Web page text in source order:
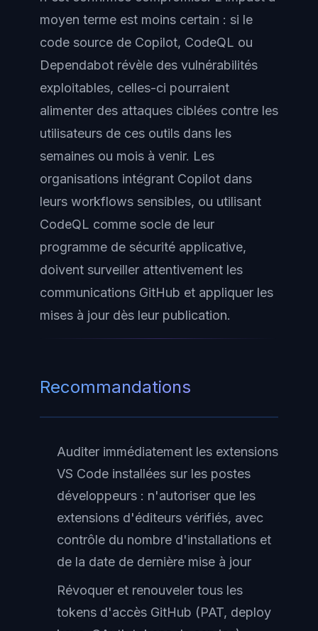
moyen terme est moins certain : si le
code source de Copilot, CodeQL ou
Dependabot révèle des vulnérabilités
exploitables, celles-ci pourraient
alimenter des attaques ciblées contre les
utilisateurs de ces outils dans les
semaines ou mois à venir. Les
organisations intégrant Copilot dans
leurs workflows sensibles, ou utilisant
CodeQL comme socle de leur
programme de sécurité applicative,
doivent surveiller attentivement les
communications GitHub et appliquer les
mises à jour dès leur publication.
Recommandations
Auditer immédiatement les extensions
VS Code installées sur les postes
développeurs : n'autoriser que les
extensions d'éditeurs vérifiés, avec
contrôle du nombre d'installations et
de la date de dernière mise à jour
Révoquer et renouveler tous les
tokens d'accès GitHub (PAT, deploy